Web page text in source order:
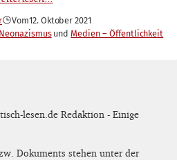
Vom12. Oktober 2021
Medien – Öffentlichkeit
lesen.de Redaktion - Einige
Dokuments stehen unter der